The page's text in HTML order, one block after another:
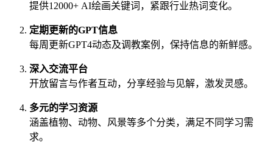
提供12000+ AI绘画关键词，紧跟行业热词变化。
定期更新的GPT信息
每周更新GPT4动态及调教案例，保持信息的新鲜感。
深入交流平台
开放留言与作者互动，分享经验与见解，激发灵感。
多元的学习资源
涵盖植物、动物、风景等多个分类，满足不同学习需
求。